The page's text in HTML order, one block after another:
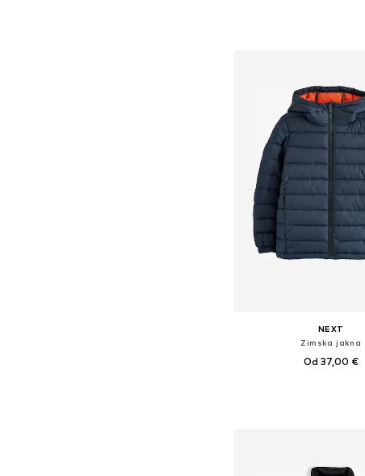
NEXT
Zimska jakna
Od 37,00 €